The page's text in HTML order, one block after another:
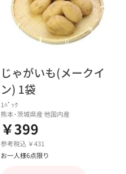
じゃがいも(メークイ
ン) 1袋
1ﾊﾟｯｸ
熊本･茨城県産 他国内産
￥399
参考税込 ￥431
お一人様6点限り